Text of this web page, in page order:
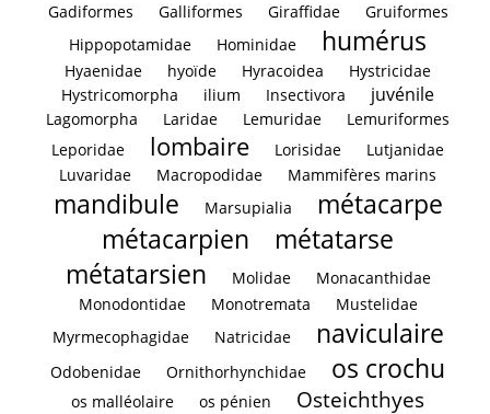
Gadiformes
Galliformes Giraffidae
Gruiformes
Hippopotamidae
Hominidae humérus
Hyaenidae hyoïde Hyracoidea
Hystricidae
Hystricomorpha
ilium Insectivora juvénile
Lagomorpha Laridae Lemuridae
Lemuriformes
Leporidae
lombaire Lorisidae
Lutjanidae
Luvaridae
Macropodidae Mammifères marins
mandibule Marsupialia
métacarpe
métacarpien
métatarse
métatarsien
Molidae
Monacanthidae
Monodontidae
Monotremata
Mustelidae
Myrmecophagidae
Natricidae naviculaire
Odobenidae Ornithorhynchidae os crochu
os malléolaire os pénien Osteichthyes